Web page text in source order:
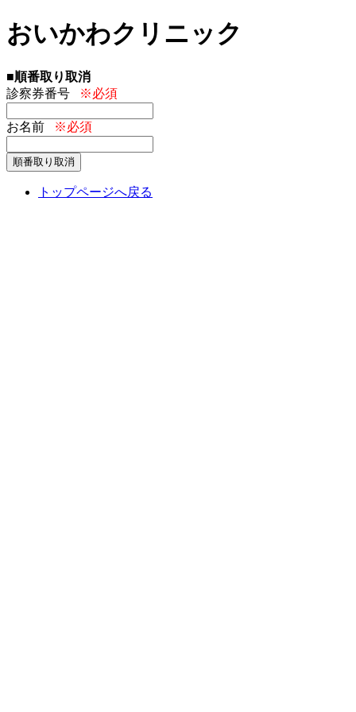
おいかわクリニック
■順番取り取消
診察券番号
※必須
お名前 ※必須
トップページへ戻る